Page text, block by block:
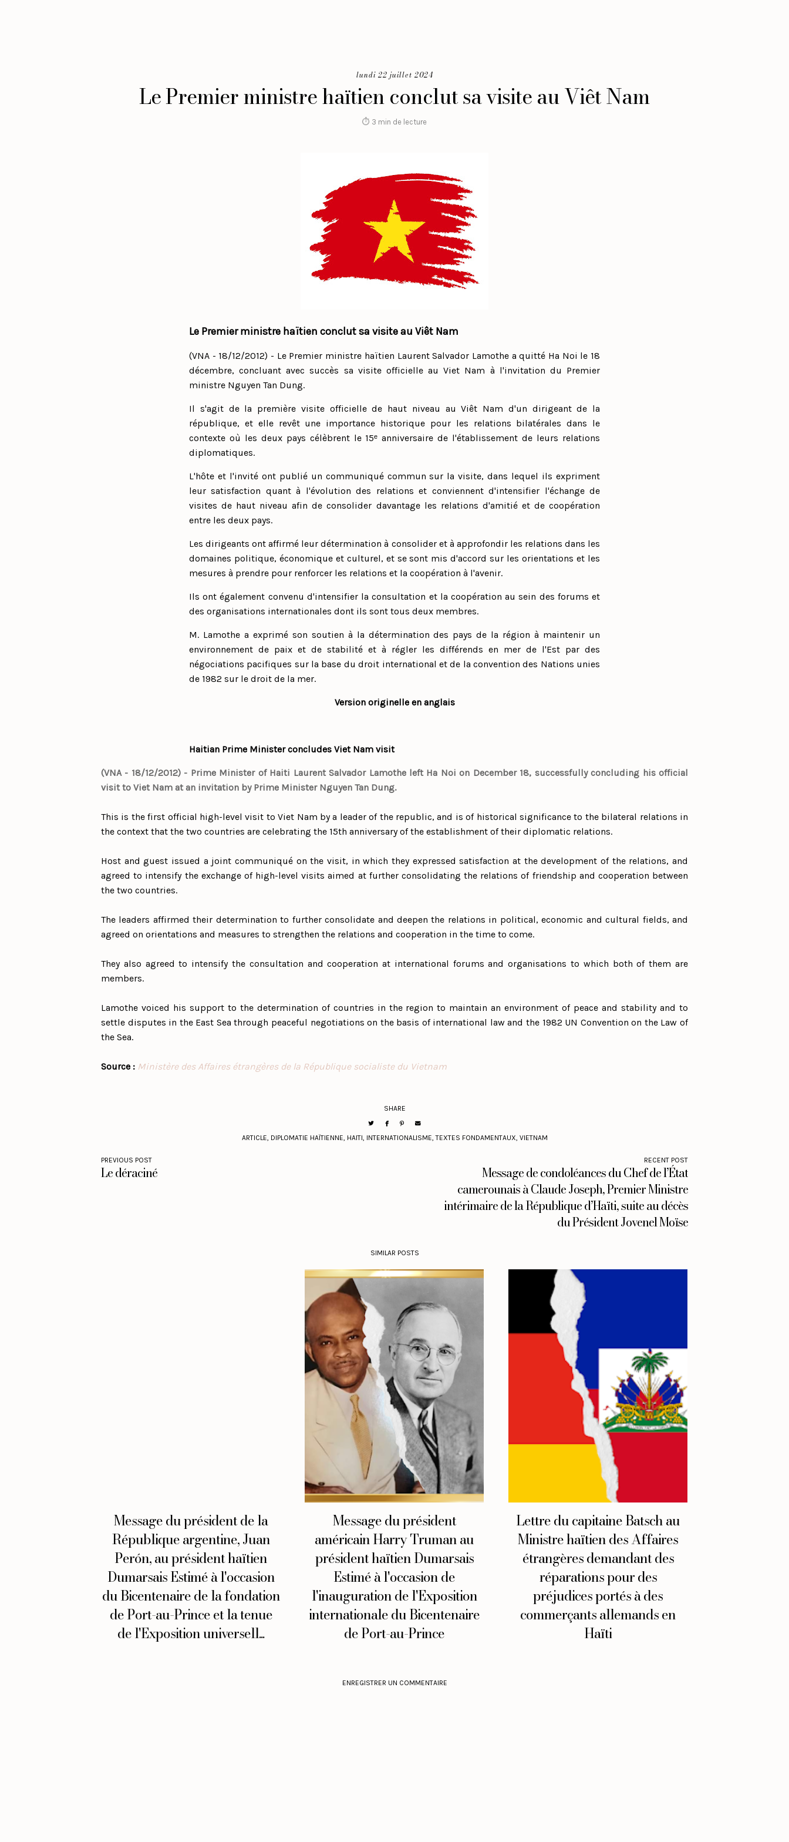
lundi 22 juillet 2024
Le Premier ministre haïtien conclut sa visite au Viêt Nam
⏱ 3 min de lecture
Le Premier ministre haïtien conclut sa visite au Viêt Nam
(VNA - 18/12/2012) - Le Premier ministre haïtien Laurent Salvador Lamothe a quitté Ha Noi le 18
décembre, concluant avec succès sa visite officielle au Viet Nam à l'invitation du Premier
ministre Nguyen Tan Dung.
Il s'agit de la première visite officielle de haut niveau au Viêt Nam d'un dirigeant de la
république, et elle revêt une importance historique pour les relations bilatérales dans le
contexte où les deux pays célèbrent le 15ᵉ anniversaire de l'établissement de leurs relations
diplomatiques.
L'hôte et l'invité ont publié un communiqué commun sur la visite, dans lequel ils expriment
leur satisfaction quant à l'évolution des relations et conviennent d'intensifier l'échange de
visites de haut niveau afin de consolider davantage les relations d'amitié et de coopération
entre les deux pays.
Les dirigeants ont affirmé leur détermination à consolider et à approfondir les relations dans les
domaines politique, économique et culturel, et se sont mis d'accord sur les orientations et les
mesures à prendre pour renforcer les relations et la coopération à l'avenir.
Ils ont également convenu d'intensifier la consultation et la coopération au sein des forums et
des organisations internationales dont ils sont tous deux membres.
M. Lamothe a exprimé son soutien à la détermination des pays de la région à maintenir un
environnement de paix et de stabilité et à régler les différends en mer de l'Est par des
négociations pacifiques sur la base du droit international et de la convention des Nations unies
de 1982 sur le droit de la mer.
Version originelle en anglais
Haitian Prime Minister concludes Viet Nam visit
(VNA - 18/12/2012) - Prime Minister of Haiti Laurent Salvador Lamothe left Ha Noi on December 18, successfully concluding his official
visit to Viet Nam at an invitation by Prime Minister Nguyen Tan Dung.
This is the first official high-level visit to Viet Nam by a leader of the republic, and is of historical significance to the bilateral relations in
the context that the two countries are celebrating the 15th anniversary of the establishment of their diplomatic relations.
Host and guest issued a joint communiqué on the visit, in which they expressed satisfaction at the development of the relations, and
agreed to intensify the exchange of high-level visits aimed at further consolidating the relations of friendship and cooperation between
the two countries.
The leaders affirmed their determination to further consolidate and deepen the relations in political, economic and cultural fields, and
agreed on orientations and measures to strengthen the relations and cooperation in the time to come.
They also agreed to intensify the consultation and cooperation at international forums and organisations to which both of them are
members.
Lamothe voiced his support to the determination of countries in the region to maintain an environment of peace and stability and to
settle disputes in the East Sea through peaceful negotiations on the basis of international law and the 1982 UN Convention on the Law of
the Sea.
Source : Ministère des Affaires étrangères de la République socialiste du Vietnam
SHARE
ARTICLE, DIPLOMATIE HAÏTIENNE, HAITI, INTERNATIONALISME, TEXTES FONDAMENTAUX, VIETNAM
PREVIOUS POST
Le déraciné
RECENT POST
Message de condoléances du Chef de l’État
camerounais à Claude Joseph, Premier Ministre
intérimaire de la République d’Haïti, suite au décès
du Président Jovenel Moïse
SIMILAR POSTS
Message du président de la
République argentine, Juan
Perón, au président haïtien
Dumarsais Estimé à l'occasion
du Bicentenaire de la fondation
de Port-au-Prince et la tenue
de l'Exposition universell...
Message du président
américain Harry Truman au
président haïtien Dumarsais
Estimé à l'occasion de
l'inauguration de l'Exposition
internationale du Bicentenaire
de Port-au-Prince
Lettre du capitaine Batsch au
Ministre haïtien des Affaires
étrangères demandant des
réparations pour des
préjudices portés à des
commerçants allemands en
Haïti
ENREGISTRER UN COMMENTAIRE